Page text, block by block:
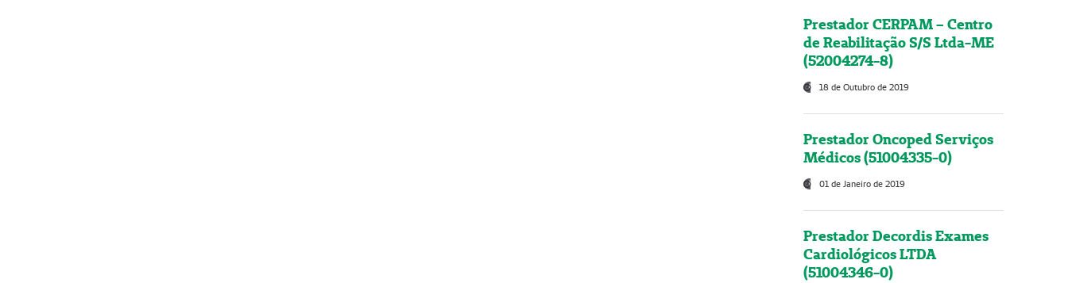
Prestador CERPAM – Centro
de Reabilitação S/S Ltda-ME
(52004274-8)
18 de Outubro de 2019
Prestador Oncoped Serviços
Médicos (51004335-0)
01 de Janeiro de 2019
Prestador Decordis Exames
Cardiológicos LTDA
(51004346-0)